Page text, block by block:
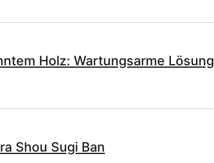
Holz: Wartungsarme Lösung
Shou Sugi Ban